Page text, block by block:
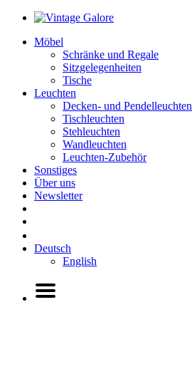
Möbel
Schränke und Regale
Sitzgelegenheiten
Tische
Leuchten
Decken- und Pendelleuchten
Tischleuchten
Stehleuchten
Wandleuchten
Leuchten-Zubehör
Sonstiges
Über uns
Newsletter
Deutsch
English